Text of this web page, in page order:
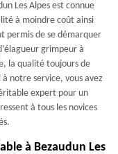
Les Alpes est connue
à moindre coût ainsi
permis de se démarquer
grimpeur à
la qualité toujours de
notre service, vous avez
expert pour un
à tous les novices
à Bezaudun Les